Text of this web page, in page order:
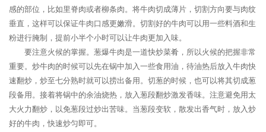
感的部位，比如里脊肉或者柳条肉。将牛肉切成薄片，切割方向要与肉纹
垂直，这样可以保证牛肉口感更嫩滑。切割好的牛肉可以用一些料酒和生
粉进行腌制，提前小半个小时可以让牛肉更加入味。
要注意火候的掌握。葱爆牛肉是一道快炒菜肴，所以火候的把握非常
重要。炒牛肉的时候可以先在锅中加入一些食用油，待油热后放入牛肉快
速翻炒，炒至七分熟时就可以捞出备用。切葱的时候，也可以将其切成葱
段备用。接着将锅中的余油烧热，放入葱段翻炒激发香味。注意避免用太
大火力翻炒，以免葱段过炒出苦味。当葱段变软，散发出香气时，放入炒
好的牛肉，快速炒匀即可。